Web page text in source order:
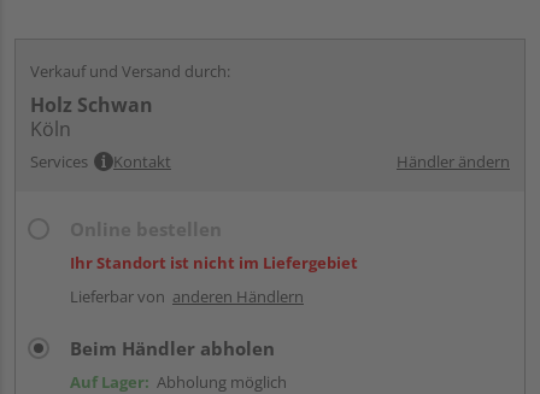
Verkauf und Versand durch:
Holz Schwan
Köln
Services Kontakt Händler ändern
Ihr Standort ist nicht im Liefergebiet
Lieferbar von anderen Händlern
Beim Händler abholen
Auf Lager: Abholung möglich